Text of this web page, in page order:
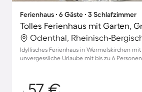
Ferienhaus ∙ 6 Gäste ∙ 3 Schlafzimmer
Idyllisches Ferienhaus in Wermelskirchen
unvergessliche Urlaube mit bis zu 6